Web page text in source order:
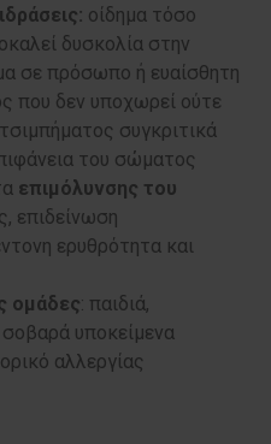
οίδημα τόσο
δυσκολία στην
σε πρόσωπο ή ευαίσθητη
που δεν υποχωρεί ούτε
συγκριτικά
του σώματος
επιμόλυνσης του
επιδείνωση
ερυθρότητα και
ομάδες: παιδιά,
υποκείμενα
αλλεργίας